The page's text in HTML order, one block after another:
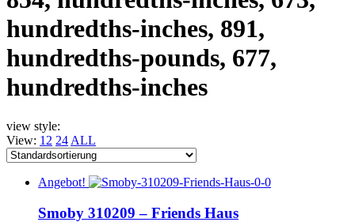
hundredths-inches, 891,
hundredths-pounds, 677,
hundredths-inches
view style:
View: 12 24 ALL
Angebot!
Smoby 310209 – Friends Haus